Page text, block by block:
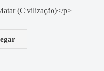
(Civilização)</p>